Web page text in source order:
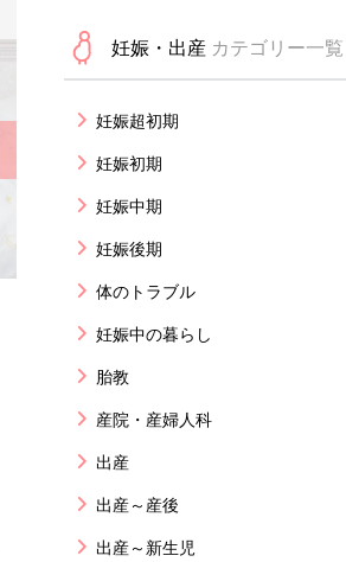
妊娠・出産 カテゴリー一覧
妊娠超初期
妊娠初期
妊娠中期
妊娠後期
体のトラブル
妊娠中の暮らし
胎教
産院・産婦人科
出産
出産～産後
出産～新生児